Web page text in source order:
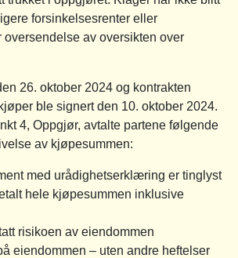
forsinkelsesrenter eller
oversendelse av oversikten over
26. oktober 2024 og kontrakten
ble signert den 10. oktober 2024.
4, Oppgjør, avtalte partene følgende
av kjøpesummen:
med urådighetserklæring er tinglyst
hele kjøpesummen inklusive
risikoen av eiendommen
eiendommen – uten andre heftelser